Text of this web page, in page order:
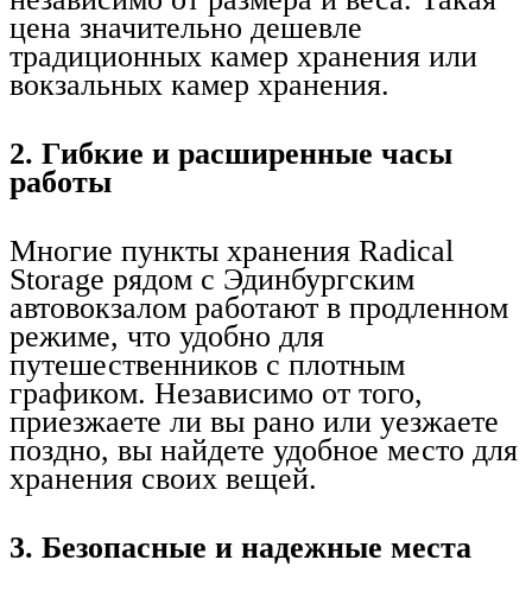
цена значительно дешевле
традиционных камер хранения или
вокзальных камер хранения.
2. Гибкие и расширенные часы
работы
Многие пункты хранения Radical
Storage рядом с Эдинбургским
автовокзалом работают в продленном
режиме, что удобно для
путешественников с плотным
графиком. Независимо от того,
приезжаете ли вы рано или уезжаете
поздно, вы найдете удобное место для
хранения своих вещей.
3. Безопасные и надежные места